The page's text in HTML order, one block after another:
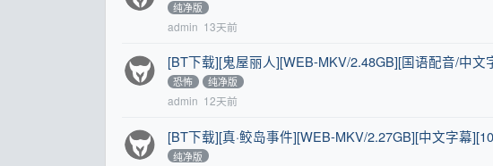
纯净版
admin 13天前
[BT下载][鬼屋丽人][WEB-MKV/2.48GB][国语配音/中
恐怖
纯净版
admin 12天前
[BT下载][真·鲛岛事件][WEB-MKV/2.27GB][中文字幕
纯净版